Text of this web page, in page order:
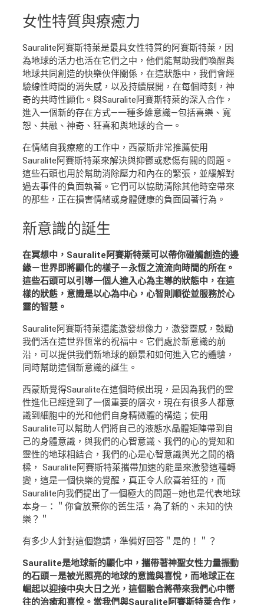
女性特質與療癒力
Sauralite阿賽斯特萊是最具女性特質的阿賽斯特萊，因
為地球的活力也活在它們之中，他們能幫助我們喚醒與
地球共同創造的快樂伙伴關係，在這狀態中，我們會經
驗線性時間的消失感，以及持續展開，在每個時刻，神
奇的共時性顯化。與Sauralite阿賽斯特萊的深入合作，
進入一個新的存在方式—一種多維意識—包括喜樂、寬
恕、共融、神奇、狂喜和與地球的合一。
在情緒自我療癒的工作中，西蒙斯非常推薦使用
Sauralite阿賽斯特萊來解決與抑鬱或悲傷有關的問題。
這些石頭也用於幫助消除壓力和內在的緊張，並緩解對
過去事件的負面執著。它們可以協助清除其他時空帶來
的那些，正在損害情緒或身體健康的負面固著行為。
新意識的誕生
在冥想中，Sauralite阿賽斯特萊可以帶你碰觸創造的邊
緣－世界即將顯化的樣子－永恆之流流向時間的所在。
這些石頭可以引導一個人進入心為主導的狀態中，在這
樣的狀態，意識是以心為中心，心智則順從並服務於心
靈的智慧。
Sauralite阿賽斯特萊還能激發想像力，激發靈感，鼓勵
我們活在這世界恆常的祝福中。它們處於新意識的前
沿，可以提供我們新地球的願景和如何進入它的體驗，
同時幫助這個新意識的誕生。
西蒙斯覺得Sauralite在這個時候出現，是因為我們的靈
性進化已經達到了一個重要的層次，現在有很多人都意
識到細胞中的光和他們自身精微體的構造；使用
Sauralite可以幫助人們將自己的液態水晶體矩陣帶到自
己的身體意識，與我們的心智意識、我們的心的覺知和
靈性的地球相結合，我們的心是心智意識與光之間的橋
樑， Sauralite阿賽斯特萊攜帶加速的能量來激發這種轉
變，這是一個快樂的覺醒，真正令人欣喜若狂的，而
Sauralite向我們提出了一個極大的問題—她也是代表地球
本身—：＂你會放棄你的舊生活，為了新的、未知的快
樂？＂
有多少人針對這個邀請，準備好回答＂是的！＂？
Sauralite是地球新的顯化中，攜帶著神聖女性力量振動
的石頭－是被光照亮的地球的意識與喜悅，而地球正在
崛起以迎接中央大日之光，這個融合將帶來我們心中嚮
往的治癒和喜悅。當我們與Sauralite阿賽斯特萊合作，